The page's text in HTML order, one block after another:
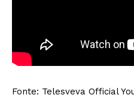
Fonte: Telesveva Official